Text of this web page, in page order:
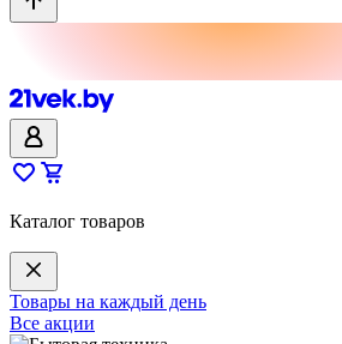
Каталог товаров
Товары на каждый день
Все акции